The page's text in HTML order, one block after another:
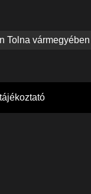
Tolna vármegyében